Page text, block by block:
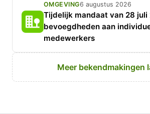
OMGEVING6 augustus 2026
Tijdelijk mandaat van 28 juli
bevoegdheden aan
medewerkers
Meer bekendmakingen